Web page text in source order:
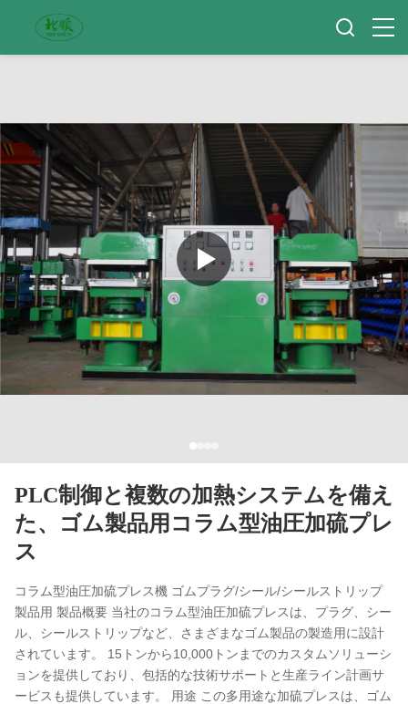
PLC制御と複数の加熱システムを備え
た、ゴム製品用コラム型油圧加硫プレ
ス
コラム型油圧加硫プレス機 ゴムプラグ/シール/シールストリップ
製品用 製品概要 当社のコラム型油圧加硫プレスは、プラグ、シー
ル、シールストリップなど、さまざまなゴム製品の製造用に設計
されています。 15トンから10,000トンまでのカスタムソリューシ
ョンを提供しており、包括的な技術サポートと生産ライン計画サ
ービスも提供しています。 用途 この多用途な加硫プレスは、ゴム